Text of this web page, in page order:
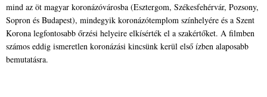
mind az öt magyar koronázóvárosba (Esztergom, Székesfehérvár, Pozsony,
Sopron és Budapest), mindegyik koronázótemplom színhelyére és a Szent
Korona legfontosabb őrzési helyeire elkísérték el a szakértőket. A filmben
számos eddig ismeretlen koronázási kincsünk kerül első ízben alaposabb
bemutatásra.